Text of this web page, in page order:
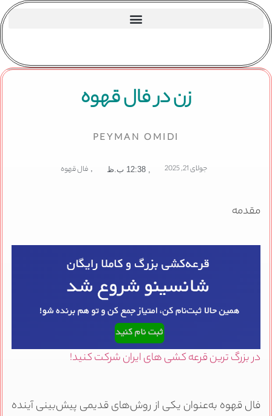
زن در فال قهوه
PEYMAN OMIDI
جولای 21, 2025 12:38 ب.ظ , فال قهوه
مقدمه
در بزرگ ترین قرعه کشی های ایران شرکت کنید!
فال قهوه به‌عنوان یکی از روش‌های قدیمی پیش‌بینی آینده